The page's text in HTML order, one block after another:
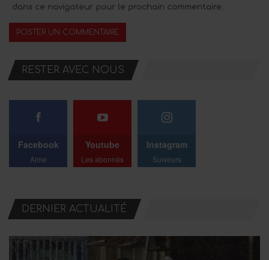
dans ce navigateur pour le prochain commentaire.
RESTER AVEC NOUS
Facebook
Aime
Youtube
Les abonnés
Instagram
Suiveurs
DERNIER ACTUALITÉ